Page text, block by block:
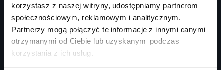
korzystasz z naszej witryny, udostępniamy partnerom
społecznościowym, reklamowym i analitycznym.
Partnerzy mogą połączyć te informacje z innymi danymi
otrzymanymi od Ciebie lub uzyskanymi podczas
korzystania z ich usług.
tel.: 505 273 550